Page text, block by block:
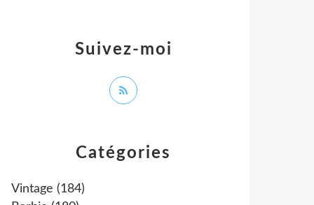
Catégories
Vintage (184)
Suivez-moi